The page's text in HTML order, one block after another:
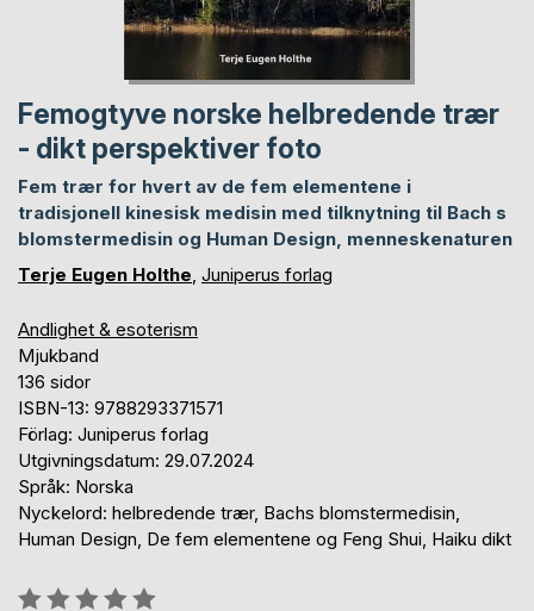
Femogtyve norske helbredende trær
- dikt perspektiver foto
Fem trær for hvert av de fem elementene i
tradisjonell kinesisk medisin med tilknytning til Bach s
blomstermedisin og Human Design, menneskenaturen
Terje Eugen Holthe Juniperus forlag
Andlighet & esoterism
Mjukband
136 sidor
ISBN-13: 9788293371571
Förlag: Juniperus forlag
Utgivningsdatum: 29.07.2024
Språk: Norska
Nyckelord: helbredende trær, Bachs blomstermedisin,
Human Design, De fem elementene og Feng Shui, Haiku dikt
Betyg::